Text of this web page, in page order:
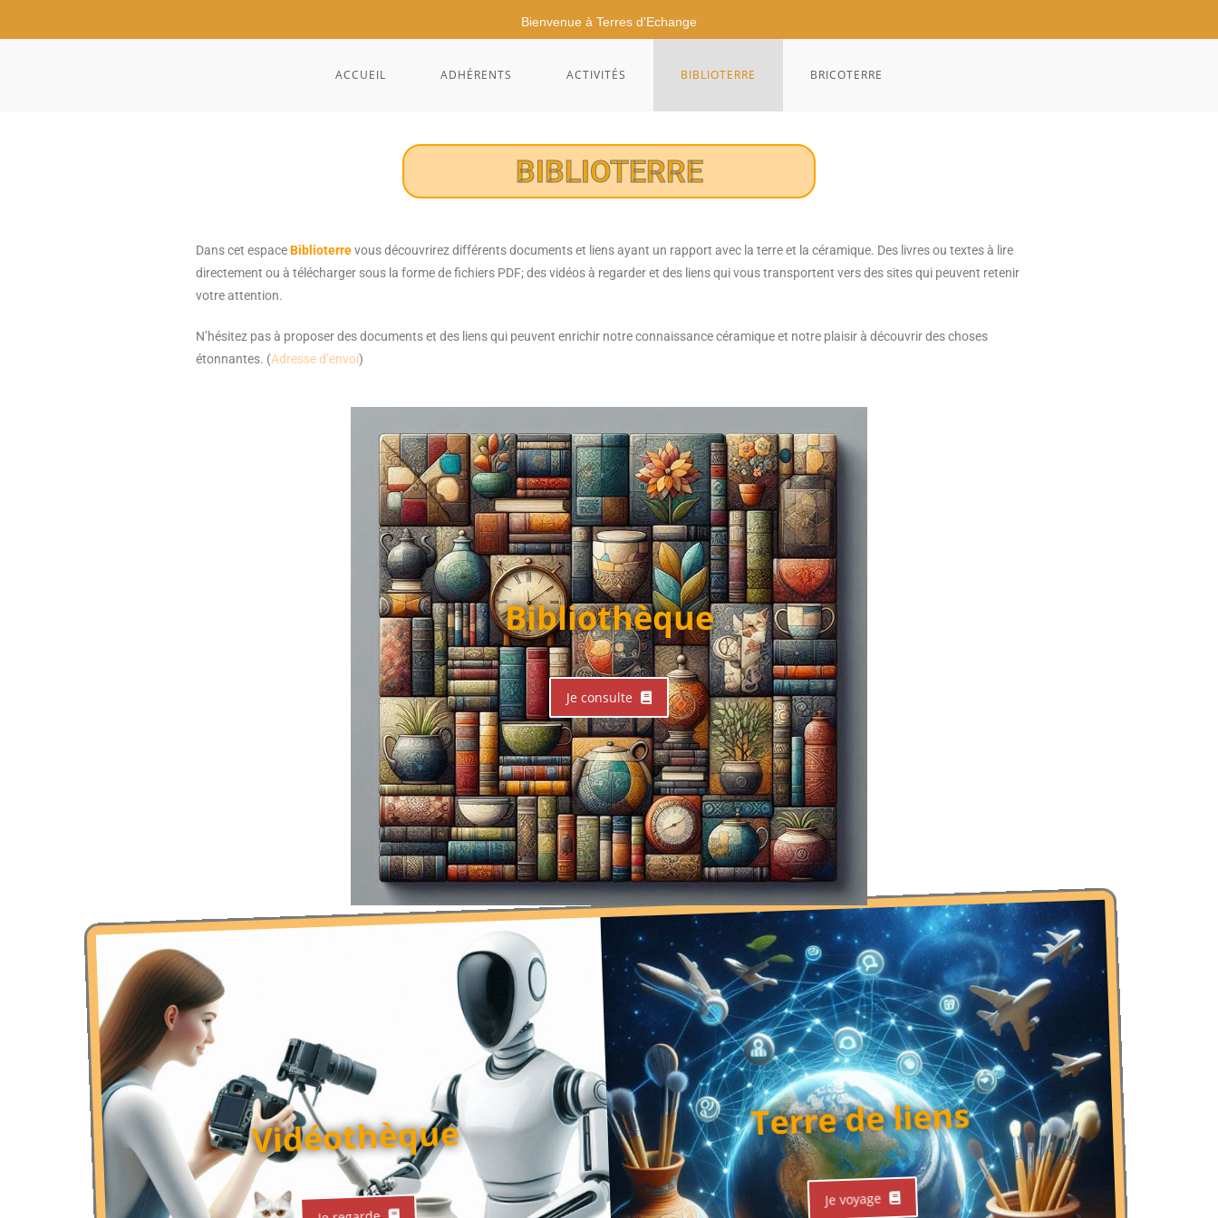
Bienvenue à Terres d'Echange
ACCUEIL ADHÉRENTS ACTIVITÉS BIBLIOTERRE BRICOTERRE
BIBLIOTERRE
Dans cet espaceBiblioterrevous découvrirez différents documents et liens ayant un rapport avec la terre et la céramique. Des livres ou textes à lire
directement ou à télécharger sous la forme de fichiers PDF; des vidéos à regarder et des liens qui vous transportent vers des sites qui peuvent retenir
votre attention.
N’hésitez pas à proposer des documents et des liens qui peuvent enrichir notre connaissance céramique et notre plaisir à découvrir des choses
étonnantes. (Adresse d’envoi)
Bibliothèque
Je consulte
Vidéothèque Terre de liens
Je voyage